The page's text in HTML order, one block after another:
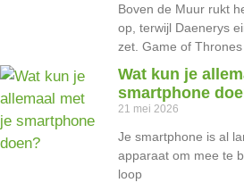
Boven de Muur rukt
op, terwijl Daenerys
zet. Game of Thrones
Wat kun je
smartphone
21 mei 2026
Je smartphone is al
apparaat om mee te
loop